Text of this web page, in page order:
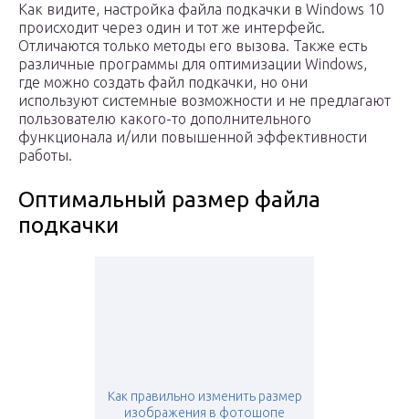
Как видите, настройка файла подкачки в Windows 10
происходит через один и тот же интерфейс.
Отличаются только методы его вызова. Также есть
различные программы для оптимизации Windows,
где можно создать файл подкачки, но они
используют системные возможности и не предлагают
пользователю какого-то дополнительного
функционала и/или повышенной эффективности
работы.
Оптимальный размер файла
подкачки
Как правильно изменить размер
изображения в фотошопе